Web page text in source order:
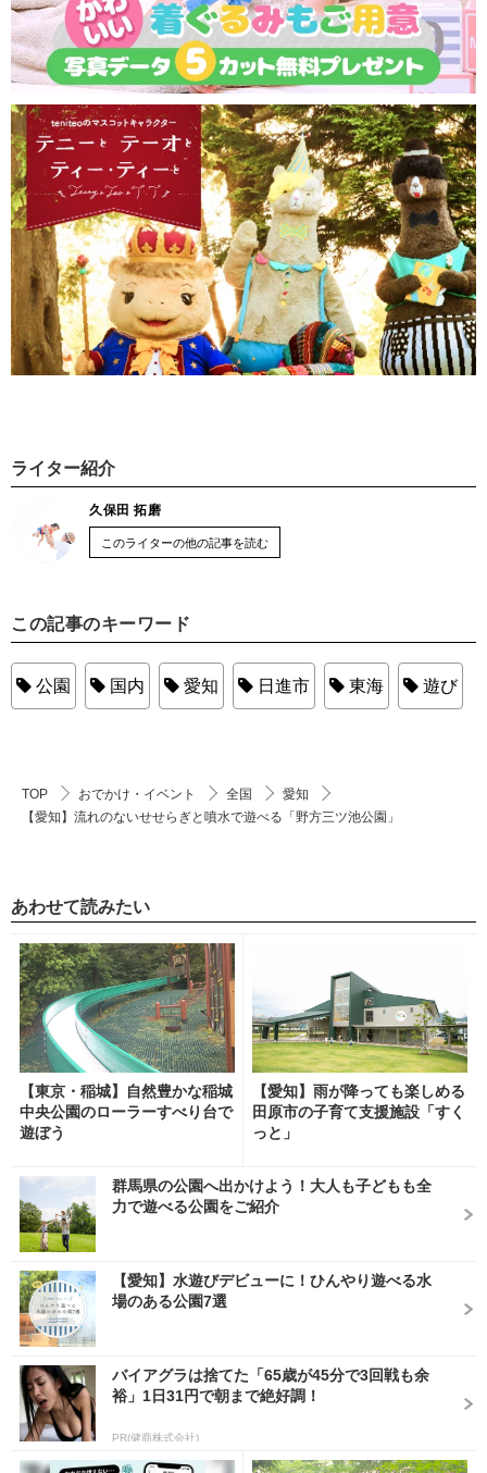
ライター紹介
久保田 拓磨
このライターの他の記事を読む
この記事のキーワード
公園 国内 愛知 日進市 東海 遊び
TOP おでかけ・イベント 全国
愛知
【愛知】流れのないせせらぎと噴水で遊べる「野方三ツ池公園」
あわせて読みたい
【東京・稲城】自然豊かな稲城
中央公園のローラーすべり台で
遊ぼう
【愛知】雨が降っても楽しめる
田原市の子育て支援施設「すく
っと」
群馬県の公園へ出かけよう！大人も子どもも全
力で遊べる公園をご紹介
【愛知】水遊びデビューに！ひんやり遊べる水
場のある公園7選
バイアグラは捨てた「65歳が45分で3回戦も余
裕」1日31円で朝まで絶好調！
PR(健商株式会社)